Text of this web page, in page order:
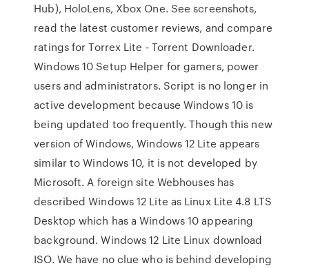
Hub), HoloLens, Xbox One. See screenshots,
read the latest customer reviews, and compare
ratings for Torrex Lite - Torrent Downloader.
Windows 10 Setup Helper for gamers, power
users and administrators. Script is no longer in
active development because Windows 10 is
being updated too frequently. Though this new
version of Windows, Windows 12 Lite appears
similar to Windows 10, it is not developed by
Microsoft. A foreign site Webhouses has
described Windows 12 Lite as Linux Lite 4.8 LTS
Desktop which has a Windows 10 appearing
background. Windows 12 Lite Linux download
ISO. We have no clue who is behind developing